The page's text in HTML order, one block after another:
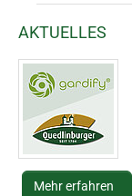
AKTUELLES
Mehr erfahren